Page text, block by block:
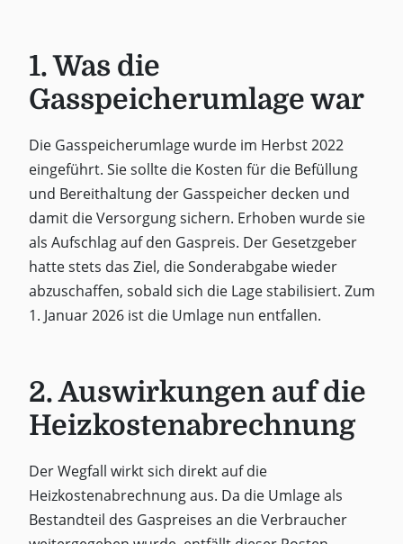
1. Was die
Gasspeicherumlage war
Die Gasspeicherumlage wurde im Herbst 2022
eingeführt. Sie sollte die Kosten für die Befüllung
und Bereithaltung der Gasspeicher decken und
damit die Versorgung sichern. Erhoben wurde sie
als Aufschlag auf den Gaspreis. Der Gesetzgeber
hatte stets das Ziel, die Sonderabgabe wieder
abzuschaffen, sobald sich die Lage stabilisiert. Zum
1. Januar 2026 ist die Umlage nun entfallen.
2. Auswirkungen auf die
Heizkostenabrechnung
Der Wegfall wirkt sich direkt auf die
Heizkostenabrechnung aus. Da die Umlage als
Bestandteil des Gaspreises an die Verbraucher